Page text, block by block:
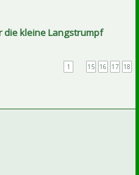
die kleine Langstrumpf
1 15 16 17 18